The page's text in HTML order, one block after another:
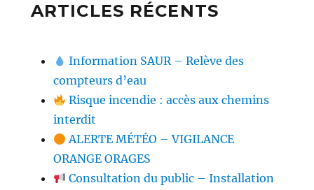
ARTICLES RÉCENTS
Information SAUR – Relève des
compteurs d’eau
Risque incendie : accès aux chemins
interdit
ALERTE MÉTÉO – VIGILANCE
ORANGE ORAGES
Consultation du public – Installation